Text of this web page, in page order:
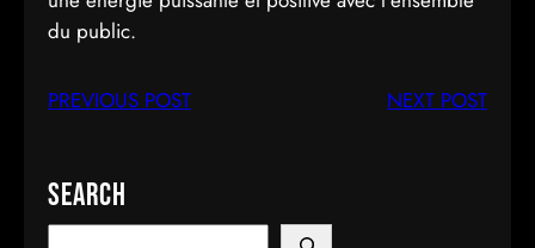
du public.
PREVIOUS POST NEXT POST
Search